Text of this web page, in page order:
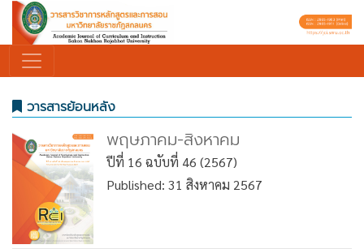
วารสารย้อนหลัง
พฤษภาคม-สิงหาคม
ปีที่ 16 ฉบับที่ 46 (2567)
Published: 31 สิงหาคม 2567